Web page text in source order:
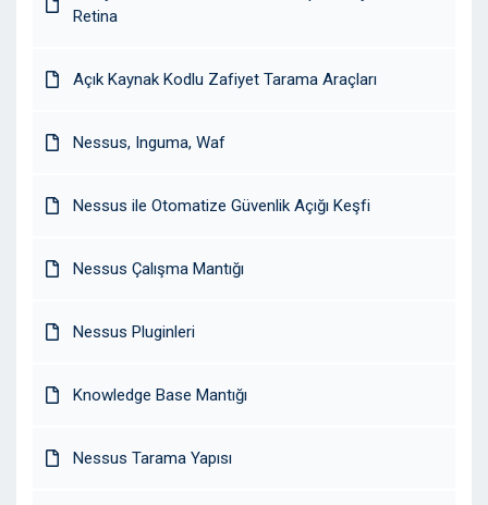
Retina
Açık Kaynak Kodlu Zafiyet Tarama Araçları
Nessus, Inguma, Waf
Nessus ile Otomatize Güvenlik Açığı Keşfi
Nessus Çalışma Mantığı
Nessus Pluginleri
Knowledge Base Mantığı
Nessus Tarama Yapısı